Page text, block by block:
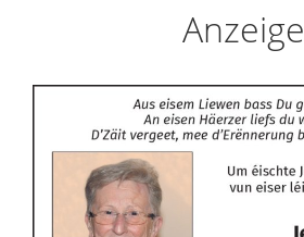
Anzeige